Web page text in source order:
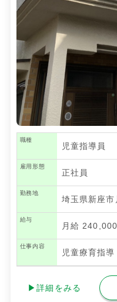
職種
児童指導員
雇用形態
正社員
勤務地
埼玉県新座
給与
月給
仕事内容
児童療育指導
▶詳細をみる